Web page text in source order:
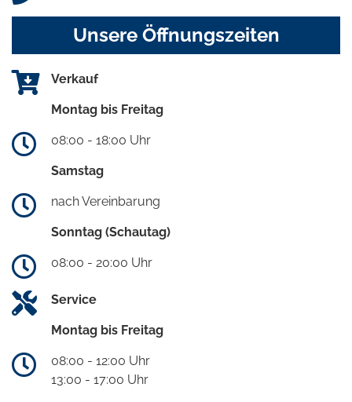
Unsere Öffnungszeiten
Verkauf
Montag bis Freitag
08:00 - 18:00 Uhr
Samstag
nach Vereinbarung
Sonntag (Schautag)
08:00 - 20:00 Uhr
Service
Montag bis Freitag
08:00 - 12:00 Uhr
13:00 - 17:00 Uhr